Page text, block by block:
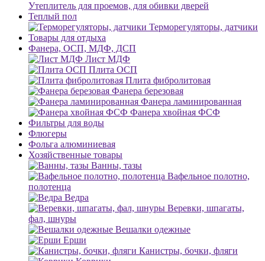
Утеплитель для проемов, для обивки дверей
Теплый пол
Терморегуляторы, датчики
Товары для отдыха
Фанера, ОСП, МДФ, ДСП
Лист МДФ
Плита ОСП
Плита фибролитовая
Фанера березовая
Фанера ламинированная
Фанера хвойная ФСФ
Фильтры для воды
Флюгеры
Фольга алюминиевая
Хозяйственные товары
Ванны, тазы
Вафельное полотно,
полотенца
Ведра
Веревки, шпагаты,
фал, шнуры
Вешалки одежные
Ерши
Канистры, бочки, фляги